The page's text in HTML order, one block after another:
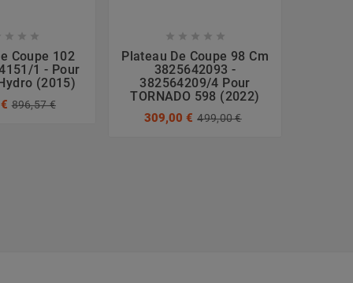
  
Coupe 102
1 - Pour
(2015)
896,57 €
    
Plateau De Coupe 98 Cm
3825642093 -
382564209/4 Pour
TORNADO 598 (2022)
309,00 € 499,00 €